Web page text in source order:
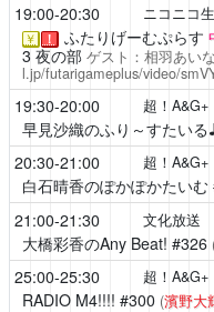
19:00-20:30 ニコニコ
￥ ！ ふたりげーむぷらす
3 夜の部 ゲスト：相羽あい
l.jp/futarigameplus/video/
19:30-20:00 超！A&G+
早見沙織のふり～すたいる
20:30-21:00 超！A&G+
白石晴香のぽかぽかたいむ
21:00-21:30 文化放送
大橋彩香のAny Beat! #326
25:00-25:30 超！A&G+
RADIO M4!!!! #300 (濱野大